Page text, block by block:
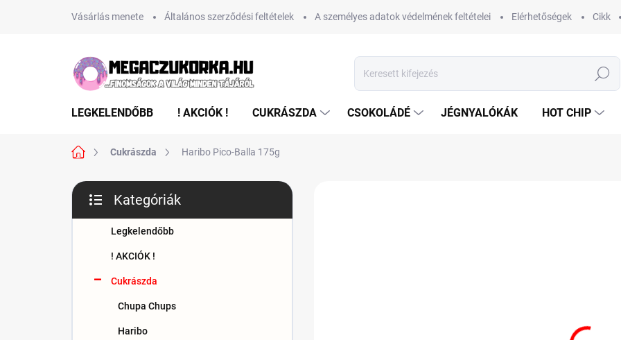
Vásárlás menete Általános szerződési feltételek A személyes adatok védelmének feltételei Elérhetőségek Cikk
Keresés
LEGKELENDŐBB ! AKCIÓK ! CUKRÁSZDA CSOKOLÁDÉ JÉGNYALÓKÁK HOT CHIP
KezdőlapCukrászda Haribo Pico-Balla 175g
O
d
átugrása
Kategóriák
Legkelendőbb
! AKCIÓK !
Cukrászda
Chupa Chups
Haribo